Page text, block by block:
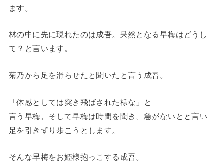
ます。
林の中に先に現れたのは成吾。呆然となる早梅はどうし
て？と言います。
菊乃から足を滑らせたと聞いたと言う成吾。
「体感としては突き飛ばされた様な」と
言う早梅。そして早梅は時間を聞き、急がないとと言い
足を引きずり歩こうとします。
そんな早梅をお姫様抱っこする成吾。